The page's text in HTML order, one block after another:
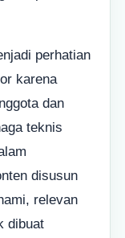
perhatian
karena
dan
teknis
disusun
relevan
dibuat